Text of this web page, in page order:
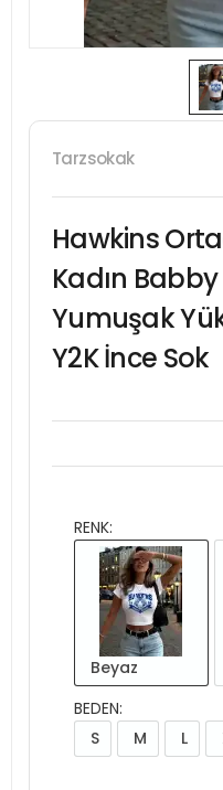
Tarzsokak
Hawkins
Kadın
Yumuşak
Y2K İnce Sok
RENK:
Beyaz
BEDEN:
S
M L